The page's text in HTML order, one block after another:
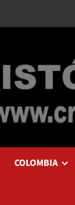
COLOMBIA